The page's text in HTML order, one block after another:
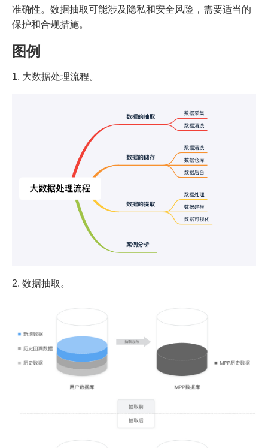
准确性。数据抽取可能涉及隐私和安全风险，需要适当的
保护和合规措施。
图例
1. 大数据处理流程。
2. 数据抽取。